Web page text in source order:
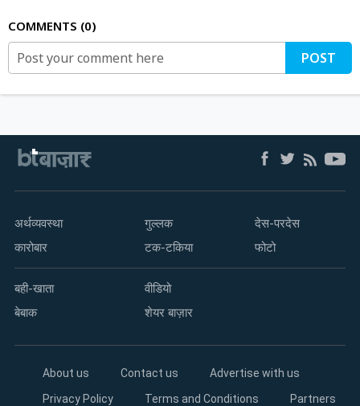
COMMENTS 0
POST
अर्थव्यवस्था
कारोबार
गुल्लक
टक-टकिया
देस-परदेस
फोटो
बही-खाता
बेबाक
वीडियो
शेयर बाज़ार
About us Contact us
Advertise with us
Privacy Policy
Terms and Conditions Partners